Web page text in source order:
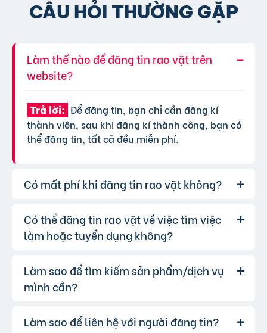
CÂU HỎI THƯỜNG GẶP
Làm thế nào để đăng tin rao vặt trên
website?
Trả lời: Để đăng tin, bạn chỉ cần đăng kí
thành viên, sau khi đăng kí thành công, bạn có
thể đăng tin, tất cả đều miễn phí.
Có mất phí khi đăng tin rao vặt không?
Trả lời: Chúng tôi cung cấp gói đăng tin miễn
phí cơ bản cho tất cả người dùng. Tuy nhiên, để
thị, bạn có thể lựa chọn các gói dịch vụ nâng
cấp với chi phí hợp lý, xem thêmphí dịch vụ tin
VIP.
Có thể đăng tin rao vặt về việc tìm việc
làm hoặc tuyển dụng không?
Trả lời: Hoàn toàn có thể. Website của chúng
tôi hỗ trợ đăng tin tuyển dụng và tìm việc làm.
đủ thông tin.
Làm sao để tìm kiếm sản phẩm/dịch vụ
mình cần?
Trả lời: Bạn có thể sử dụng công cụ tìm kiếm
Làm sao để liên hệ với người đăng tin?